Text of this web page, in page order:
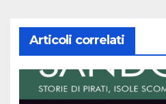
Articoli correlati